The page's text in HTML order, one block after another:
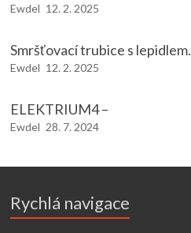
Ewdel 12. 2. 2025
Smršťovací trubice s lepidlem.
Ewdel 12. 2. 2025
ELEKTRIUM4 –
Ewdel 28. 7. 2024
Rychlá navigace